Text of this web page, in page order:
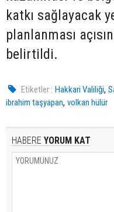
katkı sağlayacak
planlanması
belirtildi.
Etiketler : Hakkari Valiliği,
ibrahim taşyapan, volkan hülür
HABERE YORUM KAT